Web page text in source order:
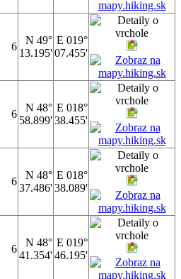
6
N 49°
13.195'
E 019°
07.455'
6
N 48°
58.899'
E 018°
38.455'
6
N 48°
37.486'
E 018°
38.089'
6
N 48°
41.354'
E 019°
46.195'